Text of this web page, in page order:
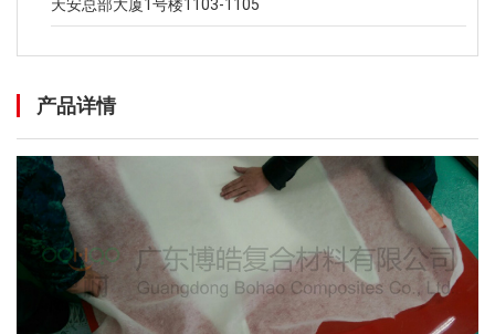
天安总部大厦1号楼1103-1105
产品详情